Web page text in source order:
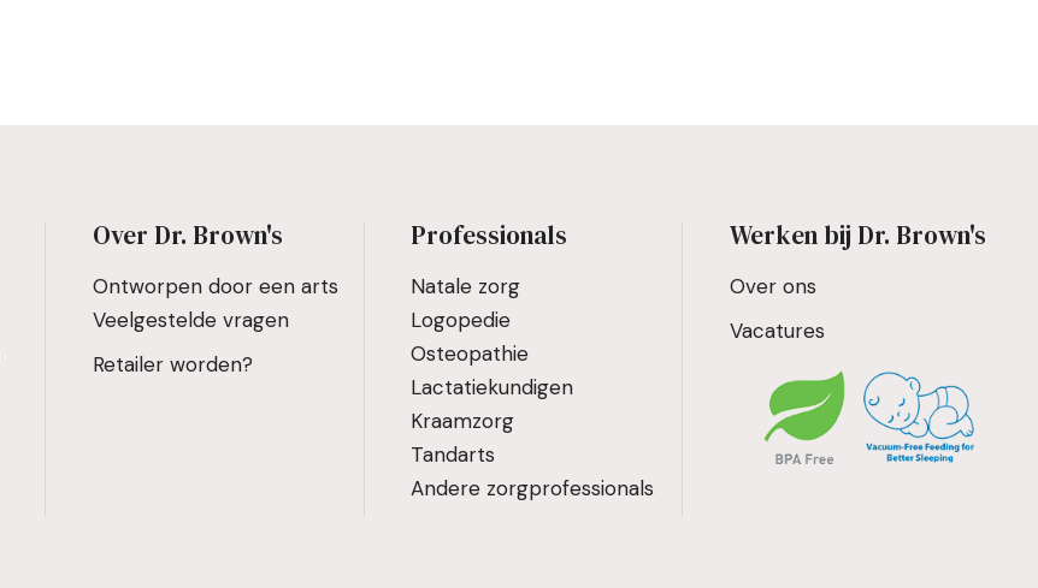
Over Dr. Brown's
Ontworpen door een arts
Veelgestelde vragen
Retailer worden?
Professionals
Natale zorg
Logopedie
Osteopathie
Lactatiekundigen
Kraamzorg
Tandarts
Andere zorgprofessionals
Werken bij Dr. Brown's
Over ons
Vacatures